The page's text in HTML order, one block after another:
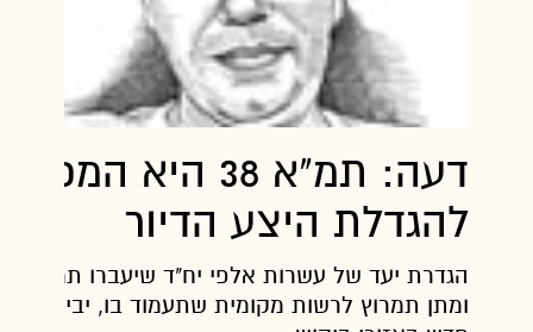
דעה: תמ"א 38 היא
להגדלת היצע הדיור
ומתן תמרוץ לרשות מקומית שתעמוד בו, יביא עמו